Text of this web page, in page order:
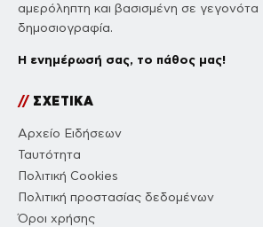
αμερόληπτη και βασισμένη σε γεγονότα
δημοσιογραφία.
Η ενημέρωσή σας, το πάθος μας!
//ΣΧΕΤΙΚΑ
Αρχείο Ειδήσεων
Ταυτότητα
Πολιτική Cookies
Πολιτική προστασίας δεδομένων
Όροι χρήσης